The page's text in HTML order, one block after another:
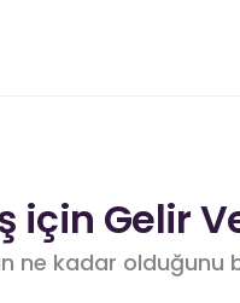
için Gelir
ne kadar olduğunu